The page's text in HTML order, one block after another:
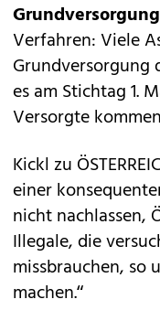
Verfahren: Viele
Grundversorgung
es am Stichtag 1.
Versorgte
Kickl zu
einer
nicht nachlassen,
Illegale, die
missbrauchen,
machen.“